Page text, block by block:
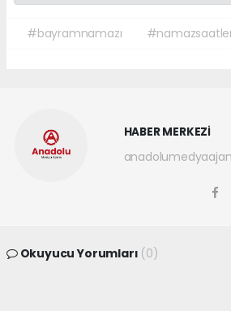
#bayramnamazı
HABER MERKEZİ
Okuyucu Yorumları (0)